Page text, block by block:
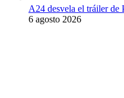
A24 desvela el tráiler de
6 agosto 2026